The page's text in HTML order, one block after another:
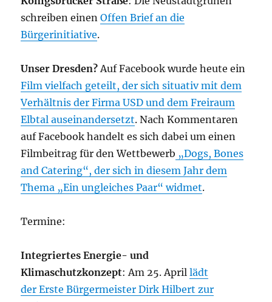
schreiben einenOffen Brief an die
Bürgerinitiative.
Unser Dresden? Auf Facebook wurde heute ein
Film vielfach geteilt, der sich situativ mit dem
Verhältnis der Firma USD und dem Freiraum
Elbtal auseinandersetzt. Nach Kommentaren
auf Facebook handelt es sich dabei um einen
Filmbeitrag für den Wettbewerb „Dogs, Bones
and Catering“, der sich in diesem Jahr dem
Thema „Ein ungleiches Paar“ widmet.
Termine:
Integriertes Energie- und
Klimaschutzkonzept: Am 25. Aprillädt
der Erste Bürgermeister Dirk Hilbert zur